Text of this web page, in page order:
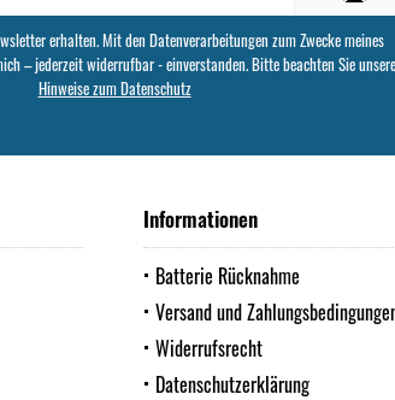
erhalten. Mit den Datenverarbeitungen zum Zwecke meines
– jederzeit widerrufbar - einverstanden. Bitte beachten Sie unsere
Hinweise zum Datenschutz
Informationen
Batterie Rücknahme
Versand und
Widerrufsrecht
Datenschutzerklärung